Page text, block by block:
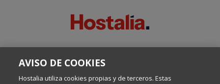
Escrito por el equipo de Comunicación de Hostalia, dirigido por
AVISO DE COOKIES
Hostalia utiliza cookies propias y de terceros. Estas